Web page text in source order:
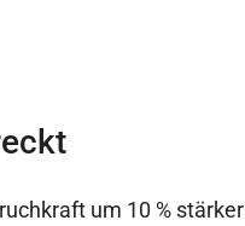
um 10 % stärker